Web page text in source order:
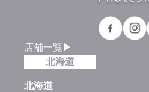
店舗一覧▶
北海道
北海道